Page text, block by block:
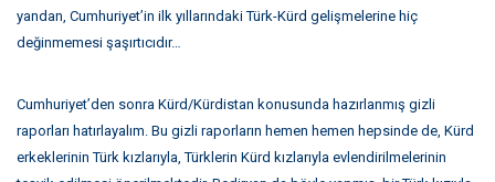
yandan, Cumhuriyet’in ilk yıllarındaki Türk-Kürd gelişmelerine hiç
değinmemesi şaşırtıcıdır…
Cumhuriyet’den sonra Kürd/Kürdistan konusunda hazırlanmış gizli
raporları hatırlayalım. Bu gizli raporların hemen hemen hepsinde de, Kürd
erkeklerinin Türk kızlarıyla, Türklerin Kürd kızlarıyla evlendirilmelerinin